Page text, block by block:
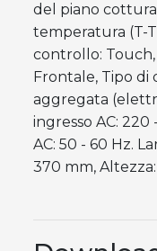
del piano
temperatura (T-
controllo:
Frontale, Tipo di
aggregata
ingresso AC:
AC: 50 - 60 Hz.
370 mm,